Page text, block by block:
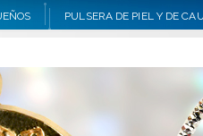
PULSERA DE PIEL Y DE